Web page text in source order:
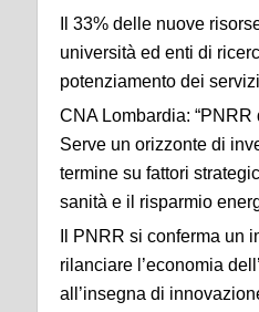
Il 33% delle nuove
università ed enti di
potenziamento dei
CNA Lombardia:
Serve un orizzonte di
termine su fattori
sanità e il risparmio
Il PNRR si conferma un
rilanciare l’economia
all’insegna di